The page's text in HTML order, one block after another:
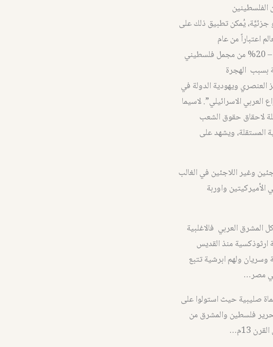
الفلسطينين
جزئيَّة، يُمكن تطبيق ذلك على
أنحاء العالم اعتباراً من عام
2000 وتتراوح نسبة المسيحيين بحسب تقديرات مختلفة بين 6.5 – 20% من مجمل فلسطيني
بسبب الهجرة
العنصري ويهودية الدولة في
الاسرائيلي”. لاسيما
لاحقاق حقوق الشعب
المستقلة، ويشهد على
وغير اللاجئين في الغالب
واوربة
المشرق العربي فالاغلبية
ارثوذكسية منذ القديس
ولهم ابرشية تتبع
في مصر…
صليبية حيث استولوا على
فلسطين والمشرق من
13م…